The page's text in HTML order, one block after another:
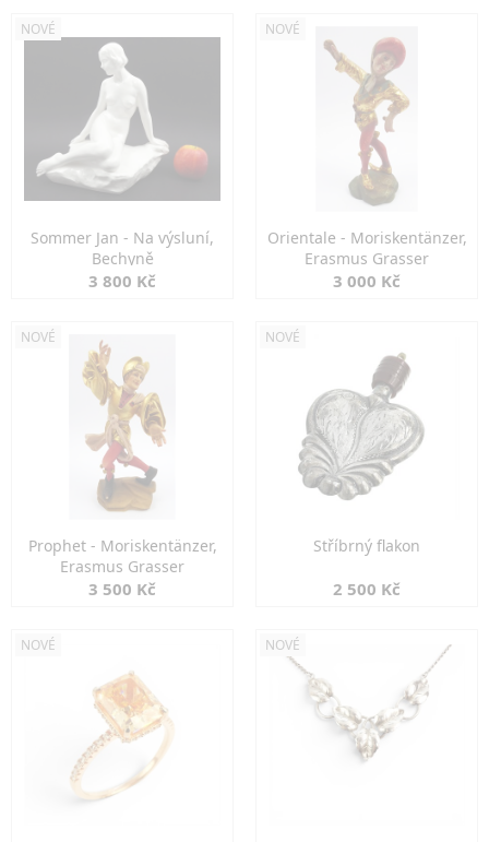
NOVÉ
Sommer Jan - Na výsluní,
Bechyně
3 800 Kč
NOVÉ
Orientale - Moriskentänzer,
Erasmus Grasser
3 000 Kč
NOVÉ
Prophet - Moriskentänzer,
Erasmus Grasser
3 500 Kč
NOVÉ
Stříbrný flakon
2 500 Kč
NOVÉ NOVÉ